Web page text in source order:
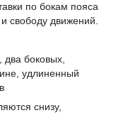
по бокам пояса
свободу движений.
боковых,
удлиненный
снизу,